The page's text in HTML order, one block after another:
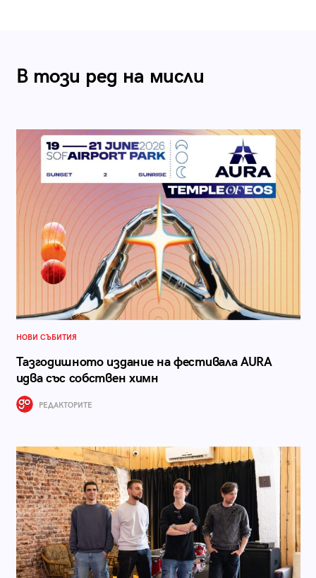
В този ред на мисли
НОВИ СЪБИТИЯ
Тазгодишното издание на фестивала AURA
идва със собствен химн
РЕДАКТОРИТЕ